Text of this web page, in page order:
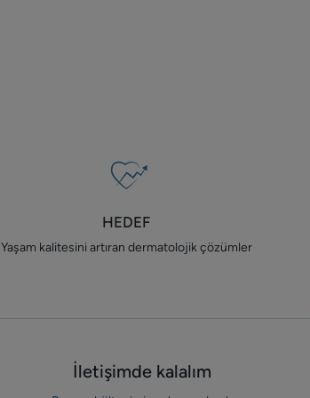
HEDEF
Yaşam kalitesini artıran dermatolojik çözümler
İletişimde kalalım